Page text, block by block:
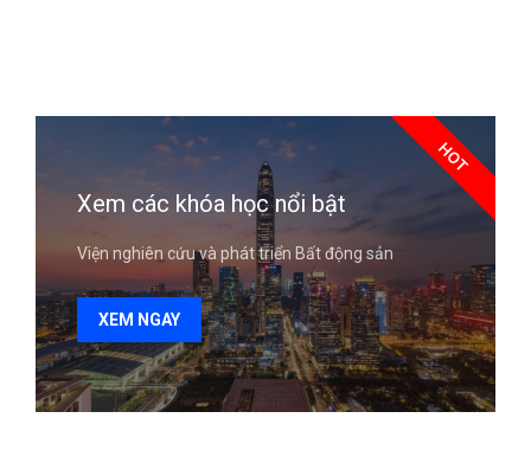
Xem các khóa học nổi bật
Viện nghiên cứu và phát triển Bất động sản
XEM NGAY
HOT